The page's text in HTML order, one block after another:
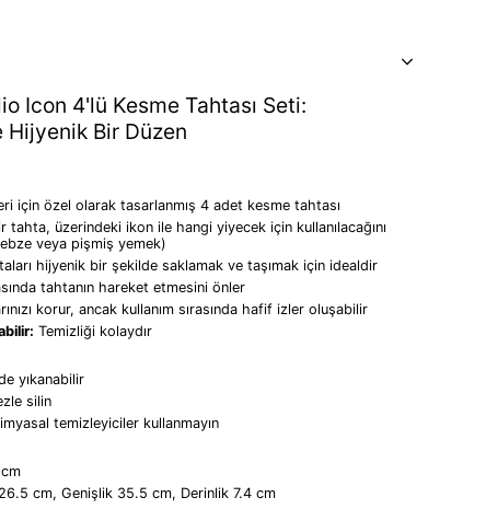
Icon 4'lü Kesme Tahtası Seti:
Bir Düzen
için özel olarak tasarlanmış 4 adet kesme tahtası
tahta, üzerindeki ikon ile hangi yiyecek için kullanılacağını
veya pişmiş yemek)
hijyenik bir şekilde saklamak ve taşımak için idealdir
tahtanın hareket etmesini önler
korur, ancak kullanım sırasında hafif izler oluşabilir
Temizliği kolaydır
yıkanabilir
silin
temizleyiciler kullanmayın
cm, Genişlik 35.5 cm, Derinlik 7.4 cm